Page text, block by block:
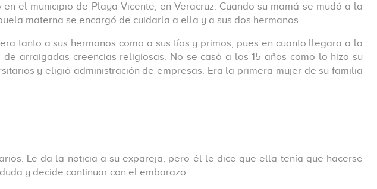
el municipio de Playa Vicente, en Veracruz. Cuando su mamá se mudó a la
materna se encargó de cuidarla a ella y a sus dos hermanos.
tanto a sus hermanos como a sus tíos y primos, pues en cuanto llegara a la
arraigadas creencias religiosas. No se casó a los 15 años como lo hizo su
y eligió administración de empresas. Era la primera mujer de su familia
Le da la noticia a su expareja, pero él le dice que ella tenía que hacerse
y decide continuar con el embarazo.